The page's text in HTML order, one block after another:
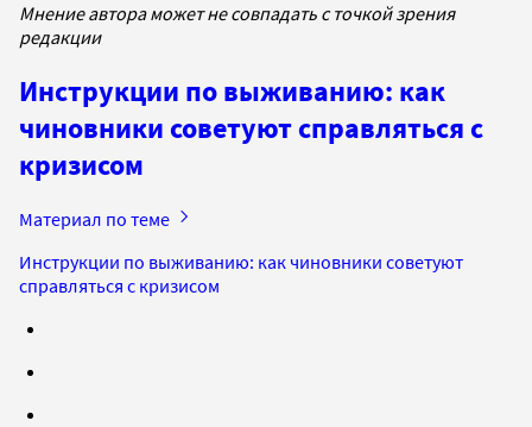
Мнение автора может не совпадать с точкой зрения
редакции
Инструкции по выживанию: как
чиновники советуют справляться с
кризисом
Материал по теме
Инструкции по выживанию: как чиновники советуют
справляться с кризисом